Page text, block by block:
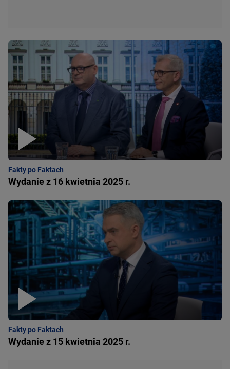
Fakty po Faktach
Wydanie z 16 kwietnia 2025 r.
Fakty po Faktach
Wydanie z 15 kwietnia 2025 r.